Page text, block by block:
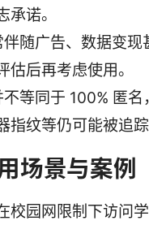
承诺。
随广告、数据变现
估后再考虑使用。
等同于 100% 匿名
指纹等仍可能被追踪
场景与案例
校园网限制下访问